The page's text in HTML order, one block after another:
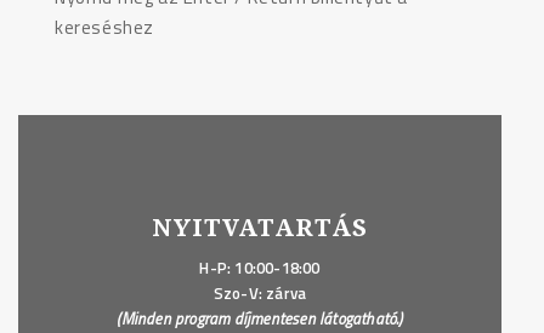
kereséshez
NYITVATARTÁS
H-P: 10:00-18:00
Szo-V: zárva
(Minden program díjmentesen látogatható.)